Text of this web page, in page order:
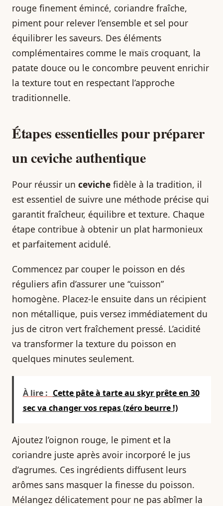
rouge finement émincé, coriandre fraîche,
piment pour relever l’ensemble et sel pour
équilibrer les saveurs. Des éléments
complémentaires comme le maïs croquant, la
patate douce ou le concombre peuvent enrichir
la texture tout en respectant l’approche
traditionnelle.
Étapes essentielles pour préparer
uncevicheauthentique
Pour réussir un ceviche fidèle à la tradition, il
est essentiel de suivre une méthode précise qui
garantit fraîcheur, équilibre et texture. Chaque
étape contribue à obtenir un plat harmonieux
et parfaitement acidulé.
Commencez par couper le poisson en dés
réguliers afin d’assurer une “cuisson”
homogène. Placez-le ensuite dans un récipient
non métallique, puis versez immédiatement du
jus de citron vert fraîchement pressé. L’acidité
va transformer la texture du poisson en
quelques minutes seulement.
À lire : Cette pâte à tarte au skyr prête en 30
sec va changer vos repas (zéro beurre !)
Ajoutez l’oignon rouge, le piment et la
coriandre juste après avoir incorporé le jus
d’agrumes. Ces ingrédients diffusent leurs
arômes sans masquer la finesse du poisson.
Mélangez délicatement pour ne pas abîmer la